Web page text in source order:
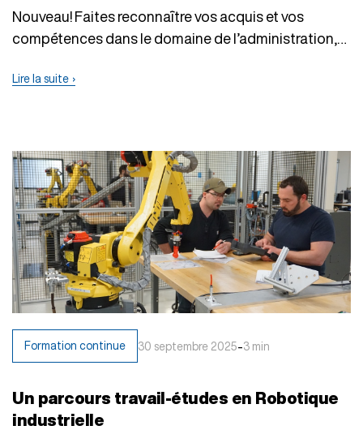
Nouveau! Faites reconnaître vos acquis et vos
compétences dans le domaine de l’administration,
Lire la suite
Formation continue 30 septembre 2025-3 min
Un parcours travail-études en Robotique
industrielle